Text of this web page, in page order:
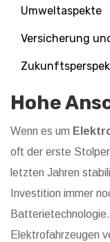
Umweltaspekte
Versicherung
Hohe
Wenn es um
oft der erste
letzten Jahren
Investition immer
Elektrofahrzeugen